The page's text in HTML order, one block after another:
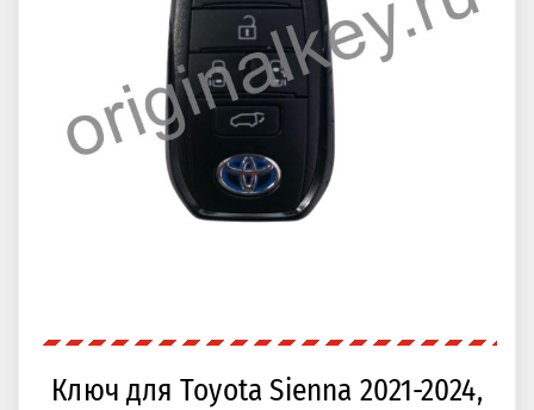
Ключ для Toyota Sienna 2021-2024,